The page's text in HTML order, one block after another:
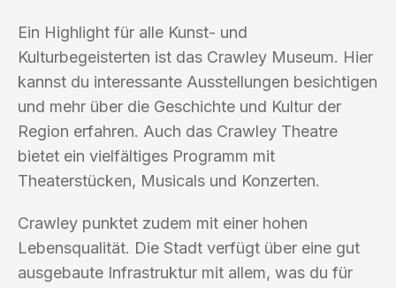
Ein Highlight für alle Kunst- und
Kulturbegeisterten ist das Crawley Museum. Hier
kannst du interessante Ausstellungen besichtigen
und mehr über die Geschichte und Kultur der
Region erfahren. Auch das Crawley Theatre
bietet ein vielfältiges Programm mit
Theaterstücken, Musicals und Konzerten.
Crawley punktet zudem mit einer hohen
Lebensqualität. Die Stadt verfügt über eine gut
ausgebaute Infrastruktur mit allem, was du für